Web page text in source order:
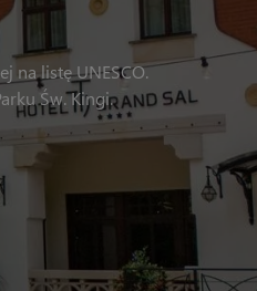
na listę UNESCO.
Św. Kingi.